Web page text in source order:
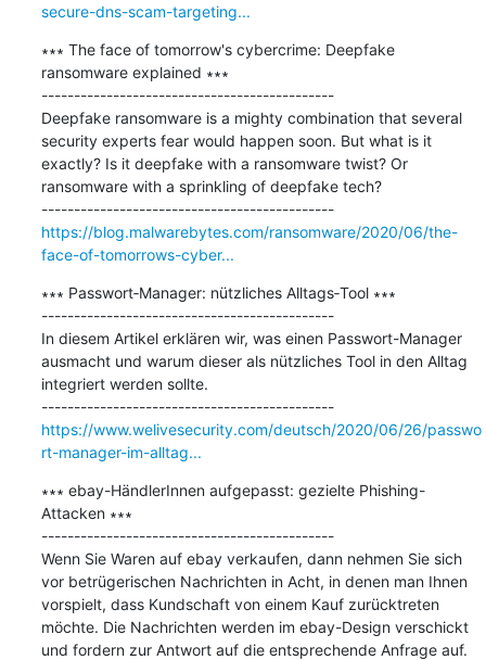
secure-dns-scam-targeting...
∗∗∗ The face of tomorrow's cybercrime: Deepfake
ransomware explained ∗∗∗
---------------------------------------------
Deepfake ransomware is a mighty combination that several
security experts fear would happen soon. But what is it
exactly? Is it deepfake with a ransomware twist? Or
ransomware with a sprinkling of deepfake tech?
---------------------------------------------
https://blog.malwarebytes.com/ransomware/2020/06/the-
face-of-tomorrows-cyber...
∗∗∗ Passwort‑Manager: nützliches Alltags‑Tool ∗∗∗
---------------------------------------------
In diesem Artikel erklären wir, was einen Passwort-Manager
ausmacht und warum dieser als nützliches Tool in den Alltag
integriert werden sollte.
---------------------------------------------
https://www.welivesecurity.com/deutsch/2020/06/26/passwo
rt-manager-im-alltag...
∗∗∗ ebay-HändlerInnen aufgepasst: gezielte Phishing-
Attacken ∗∗∗
---------------------------------------------
Wenn Sie Waren auf ebay verkaufen, dann nehmen Sie sich
vor betrügerischen Nachrichten in Acht, in denen man Ihnen
vorspielt, dass Kundschaft von einem Kauf zurücktreten
möchte. Die Nachrichten werden im ebay-Design verschickt
und fordern zur Antwort auf die entsprechende Anfrage auf.